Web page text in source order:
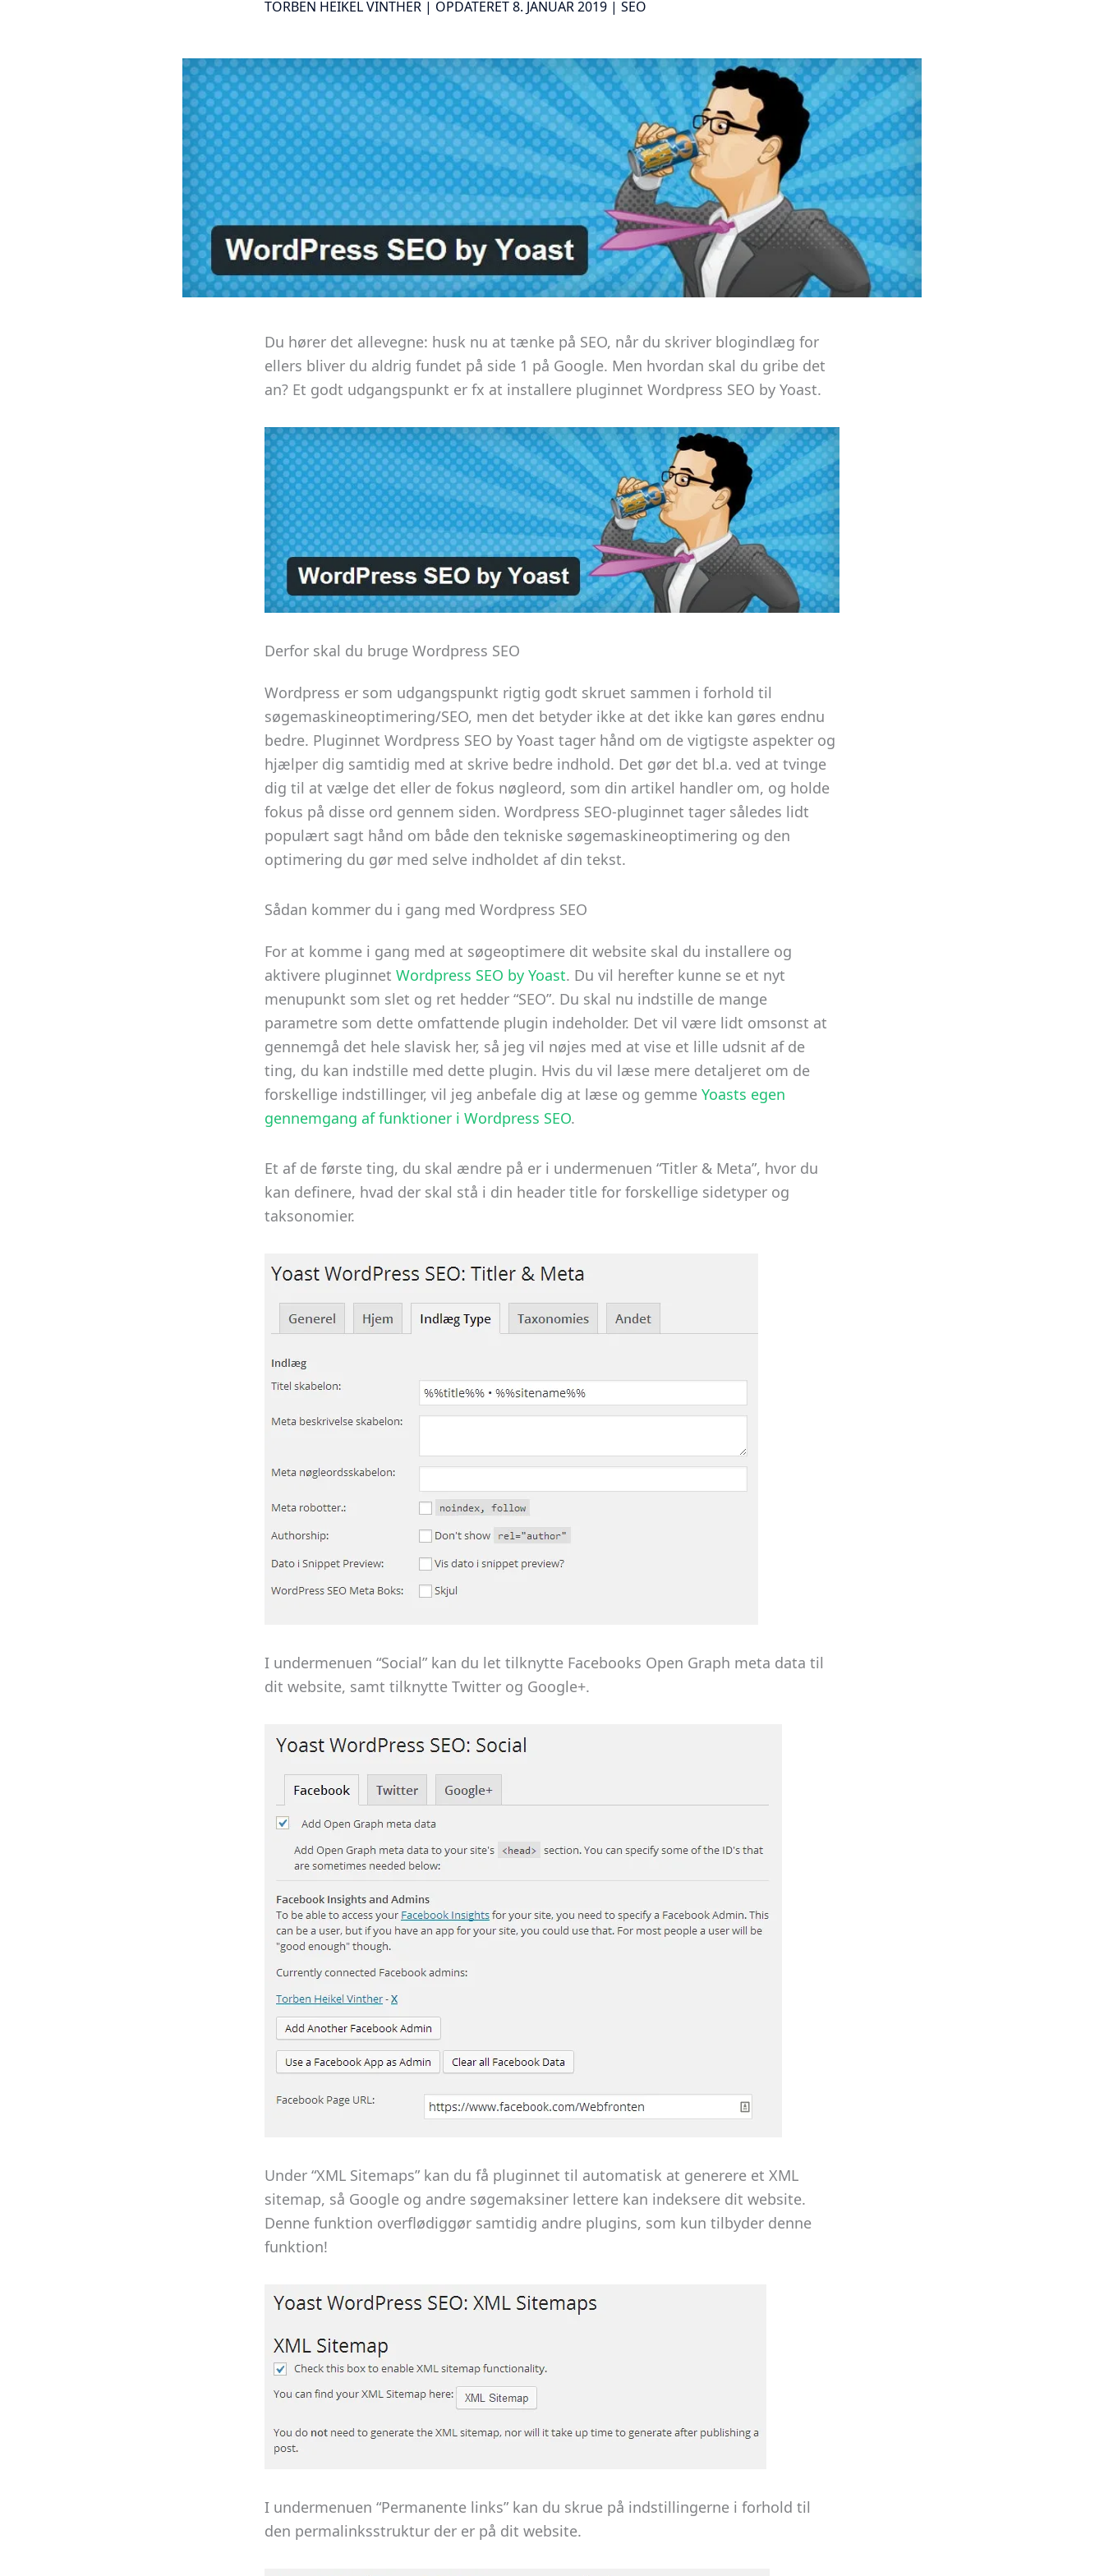
TORBEN HEIKEL VINTHER | OPDATERET 8. JANUAR 2019 | SEO
Du hører det allevegne: husk nu at tænke på SEO, når du skriver blogindlæg for
ellers bliver du aldrig fundet på side 1 på Google. Men hvordan skal du gribe det
an? Et godt udgangspunkt er fx at installere pluginnet Wordpress SEO by Yoast.
Derfor skal du bruge Wordpress SEO
Wordpress er som udgangspunkt rigtig godt skruet sammen i forhold til
søgemaskineoptimering/SEO, men det betyder ikke at det ikke kan gøres endnu
bedre. Pluginnet Wordpress SEO by Yoast tager hånd om de vigtigste aspekter og
hjælper dig samtidig med at skrive bedre indhold. Det gør det bl.a. ved at tvinge
dig til at vælge det eller de fokus nøgleord, som din artikel handler om, og holde
fokus på disse ord gennem siden. Wordpress SEO-pluginnet tager således lidt
populært sagt hånd om både den tekniske søgemaskineoptimering og den
optimering du gør med selve indholdet af din tekst.
Sådan kommer du i gang med Wordpress SEO
For at komme i gang med at søgeoptimere dit website skal du installere og
aktivere pluginnet Wordpress SEO by Yoast. Du vil herefter kunne se et nyt
menupunkt som slet og ret hedder “SEO”. Du skal nu indstille de mange
parametre som dette omfattende plugin indeholder. Det vil være lidt omsonst at
gennemgå det hele slavisk her, så jeg vil nøjes med at vise et lille udsnit af de
ting, du kan indstille med dette plugin. Hvis du vil læse mere detaljeret om de
forskellige indstillinger, vil jeg anbefale dig at læse og gemme Yoasts egen
gennemgang af funktioner i Wordpress SEO.
Et af de første ting, du skal ændre på er i undermenuen “Titler & Meta”, hvor du
kan definere, hvad der skal stå i din header title for forskellige sidetyper og
taksonomier.
I undermenuen “Social” kan du let tilknytte Facebooks Open Graph meta data til
dit website, samt tilknytte Twitter og Google+.
Under “XML Sitemaps” kan du få pluginnet til automatisk at generere et XML
sitemap, så Google og andre søgemaksiner lettere kan indeksere dit website.
Denne funktion overflødiggør samtidig andre plugins, som kun tilbyder denne
funktion!
I undermenuen “Permanente links” kan du skrue på indstillingerne i forhold til
den permalinksstruktur der er på dit website.